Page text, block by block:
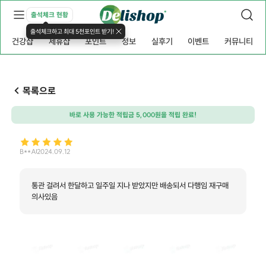
출석체크 현황
출석체크하고 최대 5천포인트 받기!
건강샵 제휴샵 포인트 정보 실후기 이벤트 커뮤니티
목록으로
바로 사용 가능한 적립금 5,000원을 적립 완료!
B**A2024.09.12
통관 걸려서 한달하고 일주일 지나 받았지만 배송되서 다행임 재구매
의사있음